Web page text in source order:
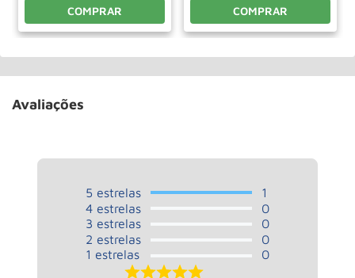
COMPRAR COMPRAR
Avaliações
5 estrelas
4 estrelas
3 estrelas
2 estrelas
1 estrelas
1
0
0
0
0